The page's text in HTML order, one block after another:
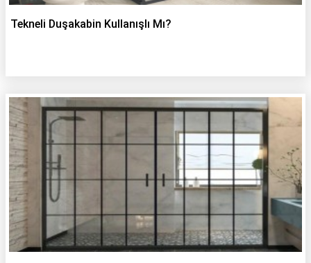
Tekneli Duşakabin Kullanışlı Mı?